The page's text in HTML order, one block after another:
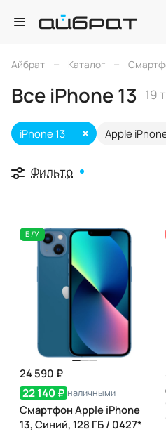
Айбрат – Каталог –
Все iPhone 13 19
Apple
iPhone 13
Фильтр
Б/У
24 590 ₽
22 140 ₽ наличными
Смартфон Apple iPhone
13, Синий, 128 ГБ / 0427*